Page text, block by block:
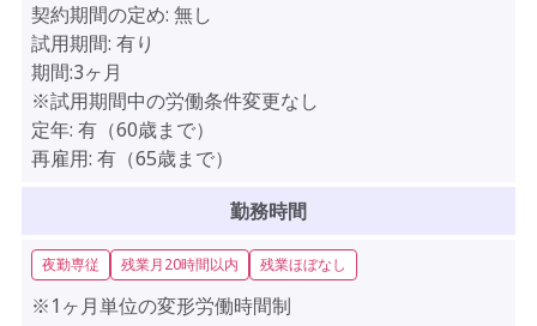
契約期間の定め: 無し
試用期間: 有り
期間:3ヶ月
※試用期間中の労働条件変更なし
定年: 有（60歳まで）
再雇用: 有（65歳まで）
勤務時間
夜勤専従 残業月20時間以内 残業ほぼなし
※1ヶ月単位の変形労働時間制